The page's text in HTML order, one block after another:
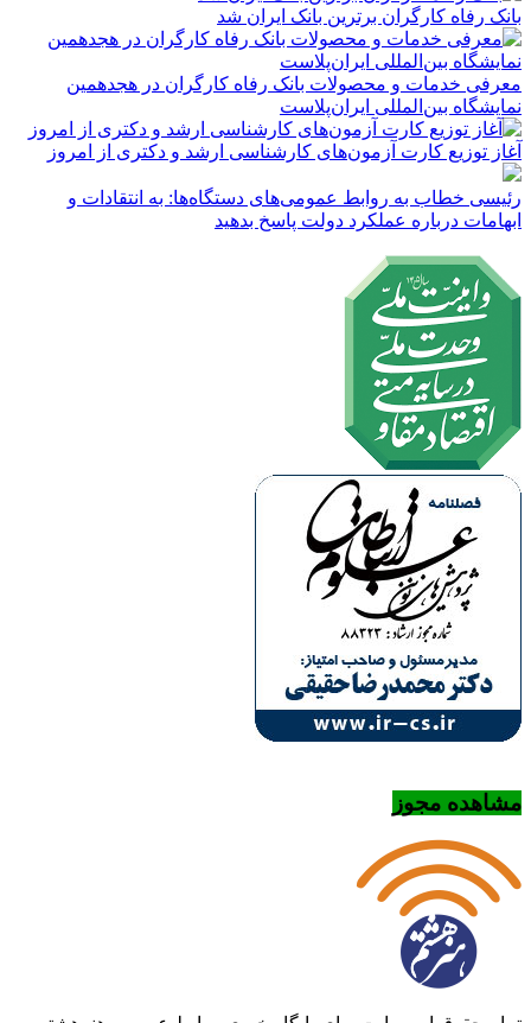
بانک رفاه کارگران برترین بانک ایران شد
معرفی خدمات و محصولات بانک رفاه کارگران در هجدهمین
نمایشگاه بین‌المللی ایران‌پلاست
آغاز توزیع کارت آزمون‌های کارشناسی ارشد و دکتری از امروز
رئیسی خطاب به روابط عمومی‌های دستگاه‌ها: به انتقادات و
ابهامات درباره عملکرد دولت پاسخ بدهید
مشاهده مجوز